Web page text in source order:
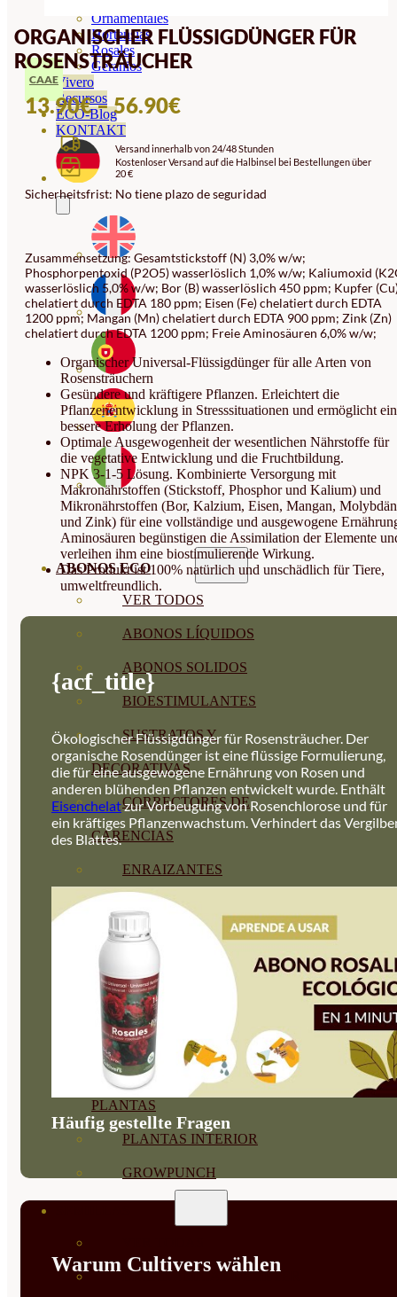
Ornamentales
Hortensias
Rosales
Geranios
Vivero
Recursos
ECO-Blog
KONTAKT
ABONOS ECO
VER TODOS
ABONOS LÍQUIDOS
ABONOS SOLIDOS
BIOESTIMULANTES
SUSTRATOS Y
DECORATIVAS
CORRECTORES DE
CARENCIAS
ENRAIZANTES
MADURACIÓN Y ENGORDE
REGENERADORES DEL
SUELO
ÁCIDOS HÚMICOS
MATERIAS PRIMAS
PROTECCIÓN CULTIVOS Y
PLANTAS
PLANTAS INTERIOR
GROWPUNCH
BIODINÁMICAS DEMETER
ORGANISCHER FLÜSSIGDÜNGER FÜR
ROSENSTRÄUCHER
CAAE
13.90€–56.90€PREISSPANNE:
BIS
Versand innerhalb von 24/48 Stunden
Kostenloser Versand auf die Halbinsel bei Bestellungen über
20 €
Sicherheitsfrist: No tiene plazo de seguridad
Zusammensetzung: Gesamtstickstoff (N) 3,0% w/w;
Phosphorpentoxid (P2O5) wasserlöslich 1,0% w/w; Kaliumoxid
wasserlöslich 5,0% w/w; Bor (B) wasserlöslich 450 ppm; Kupfer
chelatiert durch EDTA 180 ppm; Eisen (Fe) chelatiert durch EDTA
1200 ppm; Mangan (Mn) chelatiert durch EDTA 900 ppm; Zink (Zn)
chelatiert durch EDTA 1200 ppm; Freie Aminosäuren 6,0% w/w;
Organischer Universal-Flüssigdünger für alle Arten von
Rosensträuchern
Gesündere und kräftigere Pflanzen. Erleichtert die
Pflanzenentwicklung in Stresssituationen und ermöglicht
bessere Erholung der Pflanzen.
Optimale Ausgewogenheit der wesentlichen Nährstoffe für
die vegetative Entwicklung und die Fruchtbildung.
NPK 3-1-5 Lösung. Kombinierte Versorgung mit
Makronährstoffen (Stickstoff, Phosphor und Kalium) und
Mikronährstoffen (Bor, Kalzium, Eisen, Mangan, Molybdän
und Zink) für eine vollständige und ausgewogene
Aminosäuren begünstigen die Assimilation der Elemente
verleihen ihm eine biostimulierende Wirkung.
Das Produkt ist 100% natürlich und unschädlich für Tiere,
umweltfreundlich.
{acf_title}
Ökologischer Flüssigdünger für Rosensträucher. Der
organische Rosendünger ist eine flüssige Formulierung,
die für eine ausgewogene Ernährung von Rosen und
anderen blühenden Pflanzen entwickelt wurde. Enthält
Eisenchelatzur Vorbeugung von Rosenchlorose und für
ein kräftiges Pflanzenwachstum. Verhindert das
des Blattes.
Häufig gestellte Fragen
Warum Cultivers wählen